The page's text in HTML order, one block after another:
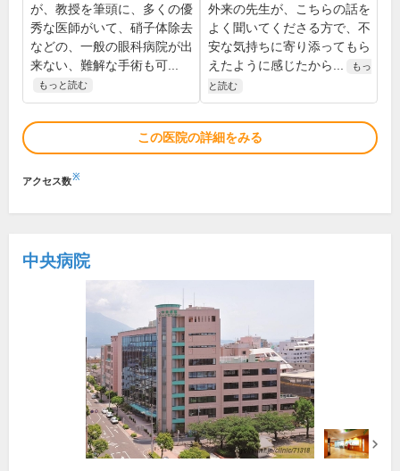
が、教授を筆頭に、多くの優
秀な医師がいて、硝子体除去
などの、一般の眼科病院が出
来ない、難解な手術も可...
もっと読む
外来の先生が、こちらの話を
よく聞いてくださる方で、不
安な気持ちに寄り添ってもら
えたように感じたから...
もっ
と読む
この医院の詳細をみる
アクセス数※
中央病院